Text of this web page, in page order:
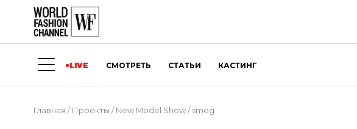
LIVE СМОТРЕТЬ СТАТЬИ КАСТИНГ
Главная /Проекты /New Model Show/smeg